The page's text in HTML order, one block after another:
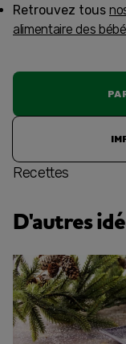
Retrouvez tous
alimentaire des
Recettes
D'autres